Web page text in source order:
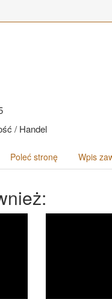
/ Handel
Poleć stronę Wpis